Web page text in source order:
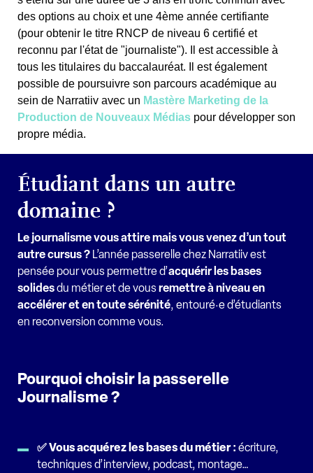
des options au choix et une 4ème année certifiante
(pour obtenir le titre RNCP de niveau 6 certifié et
reconnu par l'état de "journaliste"). Il est accessible à
tous les titulaires du baccalauréat. Il est également
possible de poursuivre son parcours académique au
sein de Narratiiv avec un Mastère Marketing de la
Production de Nouveaux Médias pour développer son
propre média.
Étudiant dans un autre
domaine ?
Le journalisme vous attire mais vous venez d’un tout
autre cursus ? L’année passerelle chez Narratiiv est
pensée pour vous permettre d’acquérir les bases
solidesdu métier et de vousremettre à niveau en
accélérer et en toute sérénité, entouré·e d’étudiants
en reconversion comme vous.
Pourquoi choisir la passerelle
Journalisme ?
✅ Vous acquérez les bases du métier : écriture,
techniques d’interview, podcast, montage…